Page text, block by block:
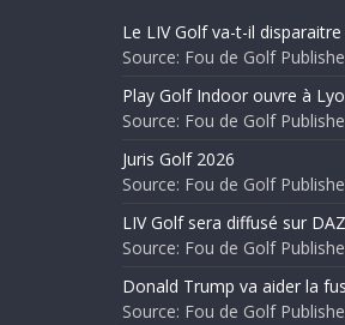
Le LIV Golf va-t-il disparaitre
Source: Fou de Golf
Play Golf Indoor ouvre à
Source: Fou de Golf
Juris Golf 2026
Source: Fou de Golf
LIV Golf sera diffusé sur
Source: Fou de Golf
Donald Trump va aider la
Source: Fou de Golf